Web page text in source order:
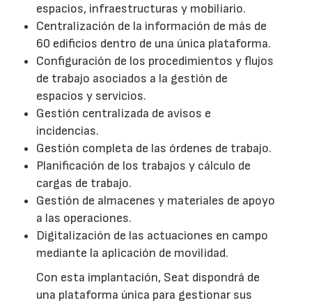
espacios, infraestructuras y mobiliario.
Centralización de la información de más de
60 edificios dentro de una única plataforma.
Configuración de los procedimientos y flujos
de trabajo asociados a la gestión de
espacios y servicios.
Gestión centralizada de avisos e
incidencias.
Gestión completa de las órdenes de trabajo.
Planificación de los trabajos y cálculo de
cargas de trabajo.
Gestión de almacenes y materiales de apoyo
a las operaciones.
Digitalización de las actuaciones en campo
mediante la aplicación de movilidad.
Con esta implantación, Seat dispondrá de
una plataforma única para gestionar sus